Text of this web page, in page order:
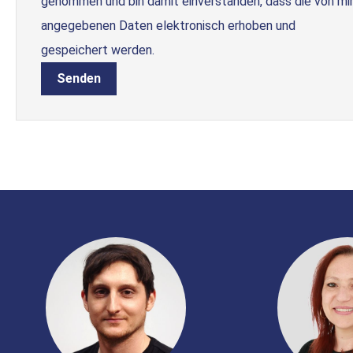
angegebenen Daten elektronisch erhoben und
gespeichert werden.
Senden